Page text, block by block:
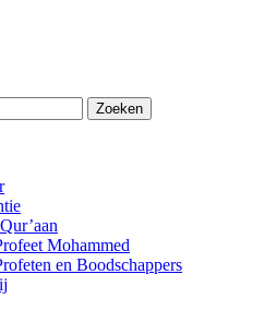
Zoeken
Mohammed
en Boodschappers